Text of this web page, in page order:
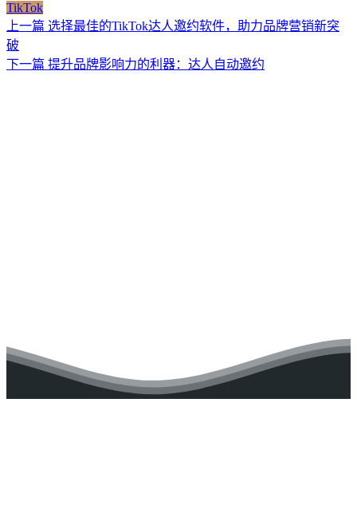
TikTok
上一篇 选择最佳的TikTok达人邀约软件，助力品牌营销新突
破
下一篇 提升品牌影响力的利器：达人自动邀约